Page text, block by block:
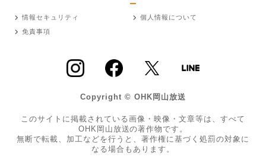
情報セキュリティ
個人情報について
免責事項
Copyright © OHK岡山放送
このサイトに掲載されている画像・映像・文章等は、すべて
OHK岡山放送の著作物です。
無断で転載、加工などを行うと、著作権に基づく処罰の対象に
なる場合もあります。